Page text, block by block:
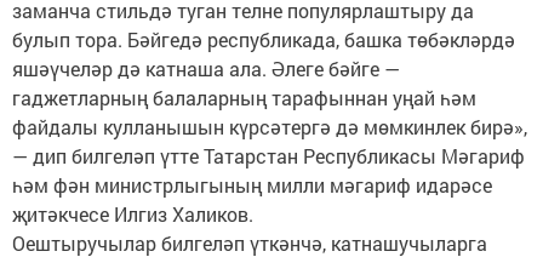
заманча стильдә туган телне популярлаштыру да
булып тора. Бәйгедә республикада, башка төбәкләрдә
яшәүчеләр дә катнаша ала. Әлеге бәйге —
гаджетларның балаларның тарафыннан уңай һәм
файдалы кулланышын күрсәтергә дә мөмкинлек бирә»,
— дип билгеләп үтте Татарстан Республикасы Мәгариф
һәм фән министрлыгының милли мәгариф идарәсе
җитәкчесе Илгиз Халиков.
Оештыручылар билгеләп үткәнчә, катнашучыларга